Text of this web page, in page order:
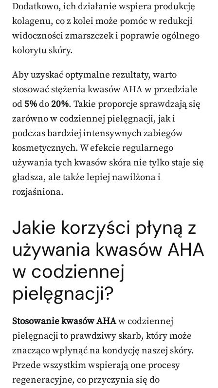
Dodatkowo, ich działanie wspiera produkcję
kolagenu, co z kolei może pomóc w redukcji
widoczności zmarszczek i poprawie ogólnego
kolorytu skóry.
Aby uzyskać optymalne rezultaty, warto
stosować stężenia kwasów AHA w przedziale
od5%do 20%. Takie proporcje sprawdzają się
zarówno w codziennej pielęgnacji, jak i
podczas bardziej intensywnych zabiegów
kosmetycznych. W efekcie regularnego
używania tych kwasów skóra nie tylko staje się
gładsza, ale także lepiej nawilżona i
rozjaśniona.
Jakie korzyści płyną z
używania kwasów AHA
w codziennej
pielęgnacji?
Stosowanie kwasów AHAw codziennej
pielęgnacji to prawdziwy skarb, który może
znacząco wpłynąć na kondycję naszej skóry.
Przede wszystkim wspierają one procesy
regeneracyjne, co przyczynia się do